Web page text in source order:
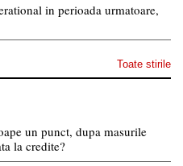
in perioada urmatoare,
Toate stirile
un punct, dupa masurile
la credite?